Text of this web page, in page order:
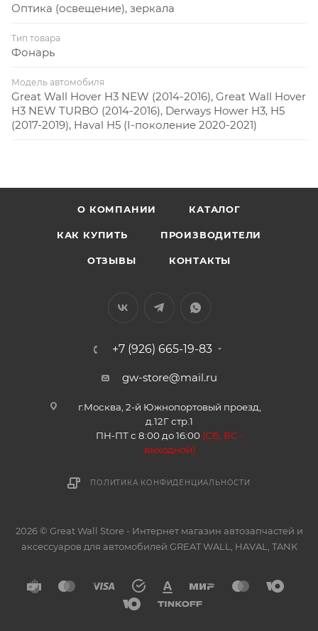
Оптика (освещение), зеркала
Тип товара
Фонарь
Модель автомобиля
Great Wall Hover H3 NEW (2014-2016), Great Wall Hover
H3 NEW TURBO (2014-2016), Derways Hower H3, H5
(2017-2019), Haval H5 (I-поколение 2020-2021)
О КОМПАНИИ КАТАЛОГ
КАК КУПИТЬ ПРОИЗВОДИТЕЛИ
ОТЗЫВЫ КОНТАКТЫ
+7 (926) 665-19-83
gw-store@mail.ru
г.Москва, 2-й Южнопортовый проезд,
д.12Г стр.1
ПН-ПТ с 8:00 до 16:00 (СБ, ВС -
выходной)
ПОЛИТИКА КОНФИДЕНЦИАЛЬНОСТИ
2026 © Great Wall Store - Интернет магазин автозапчастей и
аксессуаров для автомобилей GREAT WALL, HAVAL, TANK